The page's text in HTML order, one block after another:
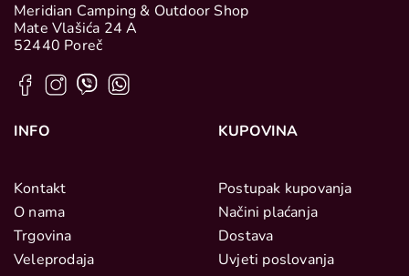
Meridian Camping & Outdoor Shop
Mate Vlašića 24 A
52440 Poreč
INFO
Kontakt
O nama
Trgovina
Veleprodaja
KUPOVINA
Postupak kupovanja
Načini plaćanja
Dostava
Uvjeti poslovanja